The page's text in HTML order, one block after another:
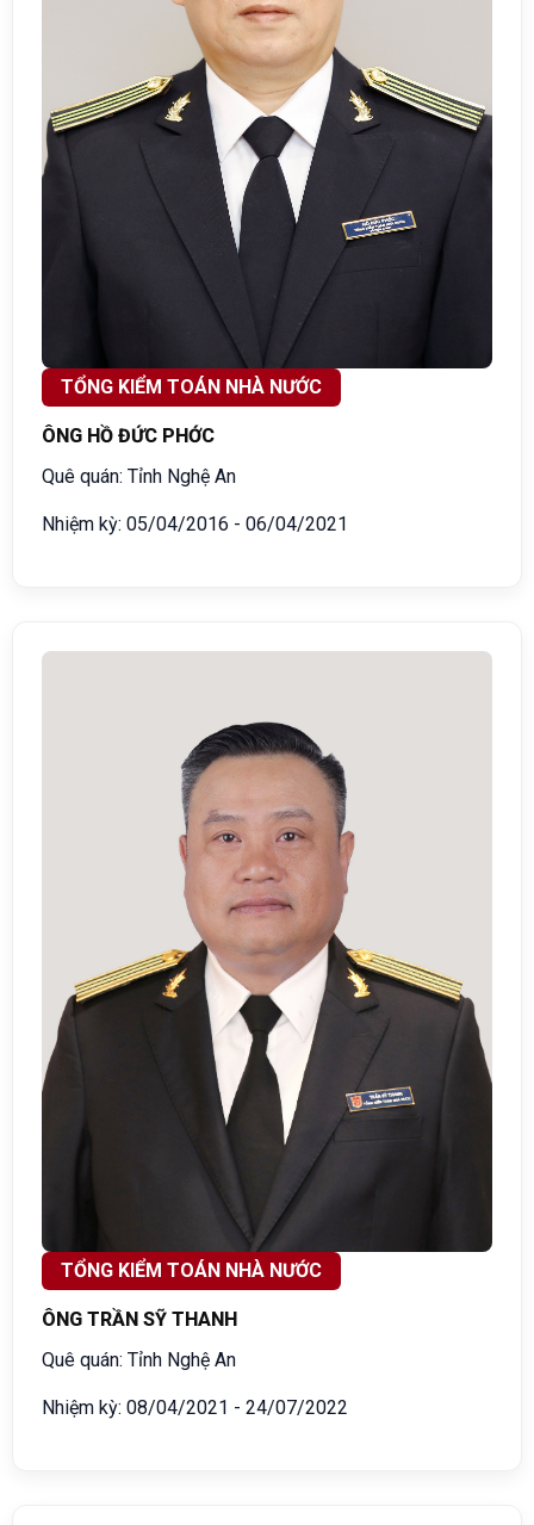
TỔNG KIỂM TOÁN NHÀ NƯỚC
ÔNG HỒ ĐỨC PHỚC
Quê quán: Tỉnh Nghệ An
Nhiệm kỳ: 05/04/2016 - 06/04/2021
TỔNG KIỂM TOÁN NHÀ NƯỚC
ÔNG TRẦN SỸ THANH
Quê quán: Tỉnh Nghệ An
Nhiệm kỳ: 08/04/2021 - 24/07/2022